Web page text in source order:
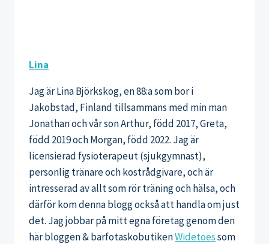
Lina
Jag är Lina Björkskog, en 88:a som bor i
Jakobstad, Finland tillsammans med min man
Jonathan och vår son Arthur, född 2017, Greta,
född 2019 och Morgan, född 2022. Jag är
licensierad fysioterapeut (sjukgymnast),
personlig tränare och kostrådgivare, och är
intresserad av allt som rör träning och hälsa, och
därför kom denna blogg också att handla om just
det. Jag jobbar på mitt egna företag genom den
här bloggen & barfotaskobutikenWidetoessom